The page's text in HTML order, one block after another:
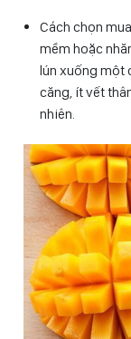
Cách chọn
mềm hoặc
lún xuống một
căng, ít vết
nhiên.